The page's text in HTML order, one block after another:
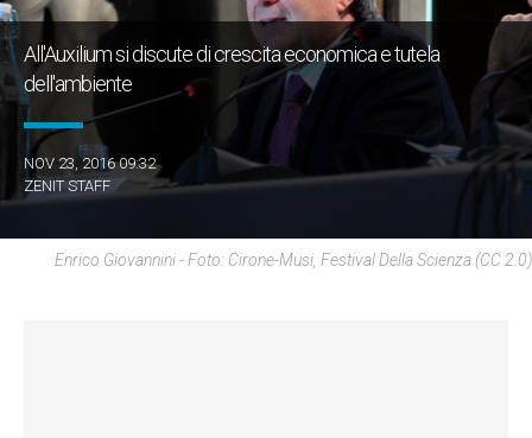
All'Auxilium si discute di crescita economica e tutela
dell'ambiente
NOV 23, 2016 09:32
ZENIT STAFF
Enrico Giovannini - Foto: Cirone-Musi, Festival Della Scienza (CC 2.0)